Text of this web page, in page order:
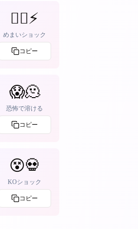
😵‍💫⚡
めまいショック
コピー
😱🫠
恐怖で溶ける
コピー
😵💀
KOショック
コピー